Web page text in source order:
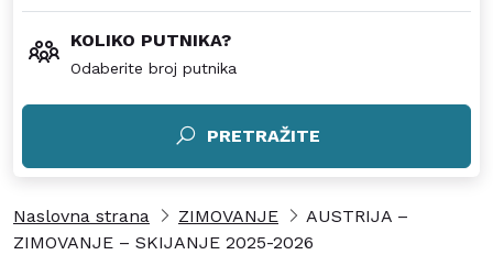
KOLIKO PUTNIKA?
Odaberite broj putnika
PRETRAŽITE
Naslovna strana ZIMOVANJE
AUSTRIJA –
ZIMOVANJE – SKIJANJE 2025-2026